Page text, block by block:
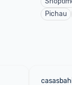
Pichau